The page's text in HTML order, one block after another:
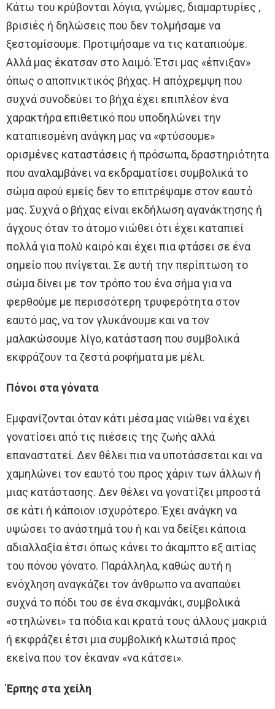
Κάτω του κρύβονται λόγια, γνώμες, διαμαρτυρίες ,
βρισιές ή δηλώσεις που δεν τολμήσαμε να
ξεστομίσουμε. Προτιμήσαμε να τις καταπιούμε.
Αλλά μας έκατσαν στο λαιμό. Έτσι μας «έπνιξαν»
όπως ο αποπνικτικός βήχας. Η απόχρεμψη που
συχνά συνοδεύει το βήχα έχει επιπλέον ένα
χαρακτήρα επιθετικό που υποδηλώνει την
καταπιεσμένη ανάγκη μας να «φτύσουμε»
ορισμένες καταστάσεις ή πρόσωπα, δραστηριότητα
που αναλαμβάνει να εκδραματίσει συμβολικά το
σώμα αφού εμείς δεν το επιτρέψαμε στον εαυτό
μας. Συχνά ο βήχας είναι εκδήλωση αγανάκτησης ή
άγχους όταν το άτομο νιώθει ότι έχει καταπιεί
πολλά για πολύ καιρό και έχει πια φτάσει σε ένα
σημείο που πνίγεται. Σε αυτή την περίπτωση το
σώμα δίνει με τον τρόπο του ένα σήμα για να
φερθούμε με περισσότερη τρυφερότητα στον
εαυτό μας, να τον γλυκάνουμε και να τον
μαλακώσουμε λίγο, κατάσταση που συμβολικά
εκφράζουν τα ζεστά ροφήματα με μέλι.
Πόνοι στα γόνατα
Εμφανίζονται όταν κάτι μέσα μας νιώθει να έχει
γονατίσει από τις πιέσεις της ζωής αλλά
επαναστατεί. Δεν θέλει πια να υποτάσσεται και να
χαμηλώνει τον εαυτό του προς χάριν των άλλων ή
μιας κατάστασης. Δεν θέλει να γονατίζει μπροστά
σε κάτι ή κάποιον ισχυρότερο. Έχει ανάγκη να
υψώσει το ανάστημά του ή και να δείξει κάποια
αδιαλλαξία έτσι όπως κάνει το άκαμπτο εξ αιτίας
του πόνου γόνατο. Παράλληλα, καθώς αυτή η
ενόχληση αναγκάζει τον άνθρωπο να αναπαύει
συχνά το πόδι του σε ένα σκαμνάκι, συμβολικά
«στηλώνει» τα πόδια και κρατά τους άλλους μακριά
ή εκφράζει έτσι μια συμβολική κλωτσιά προς
εκείνα που τον έκαναν «να κάτσει».
Έρπης στα χείλη